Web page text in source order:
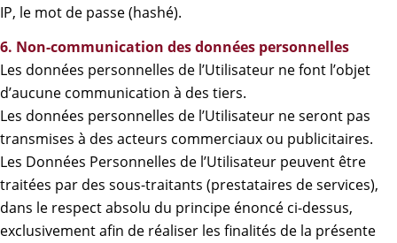
IP, le mot de passe (hashé).
6. Non-communication des données personnelles
Les données personnelles de l’Utilisateur ne font l’objet
d’aucune communication à des tiers.
Les données personnelles de l’Utilisateur ne seront pas
transmises à des acteurs commerciaux ou publicitaires.
Les Données Personnelles de l’Utilisateur peuvent être
traitées par des sous-traitants (prestataires de services),
dans le respect absolu du principe énoncé ci-dessus,
exclusivement afin de réaliser les finalités de la présente